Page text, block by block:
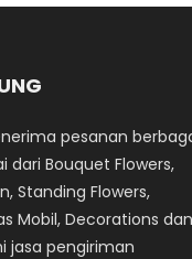
pesanan
dari Bouquet Flowers,
Standing Flowers,
Mobil, Decorations dan
jasa pengiriman